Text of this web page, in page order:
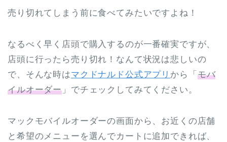
売り切れてしまう前に食べてみたいですよね！
なるべく早く店頭で購入するのが一番確実ですが、
店頭に行ったら売り切れ！なんて状況は悲しいの
で、そんな時はマクドナルド公式アプリ から「 モバ
イルオーダー 」でチェックしてみてください。
マックモバイルオーダーの画面から、お近くの店舗
と希望のメニューを選んでカートに追加できれば、